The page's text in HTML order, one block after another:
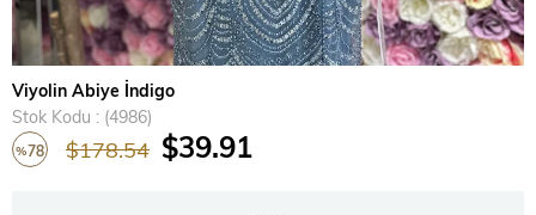
Viyolin Abiye İndigo
Stok Kodu
(4986)
%78 $178.54 $39.91